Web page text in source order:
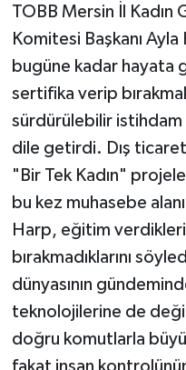
TOBB Mersin İl Kadın
Komitesi Başkanı
bugüne kadar hayata
sertifika verip
sürdürülebilir istihdam
dile getirdi. Dış
"Bir Tek Kadın"
bu kez muhasebe
Harp, eğitim
bırakmadıklarını
dünyasının
teknolojilerine de
doğru komutlarla